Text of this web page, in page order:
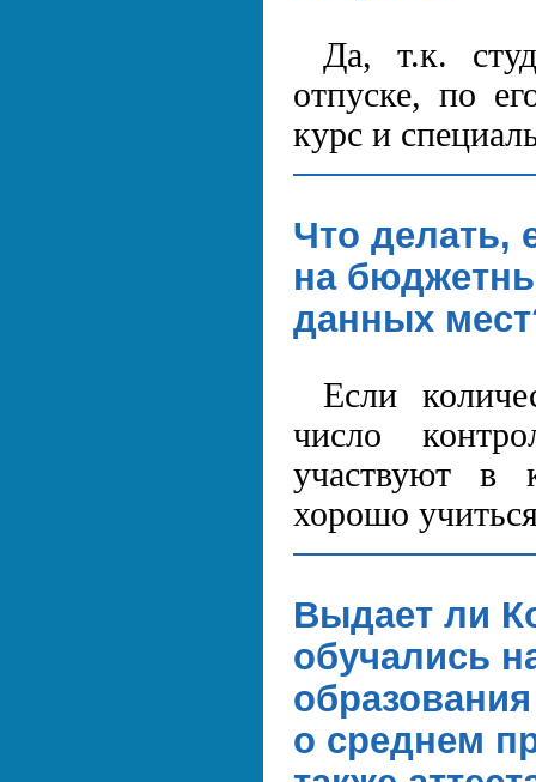
Да, т.к.
отпуске, по
курс и
Что делать,
на
данных
Если
число
участвуют в
хорошо
Выдает ли
обучались
о среднем